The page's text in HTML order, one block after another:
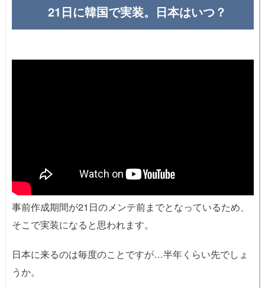
21日に韓国で実装。日本はいつ？
事前作成期間が21日のメンテ前までとなっているため、
そこで実装になると思われます。
日本に来るのは毎度のことですが…半年くらい先でしょ
うか。